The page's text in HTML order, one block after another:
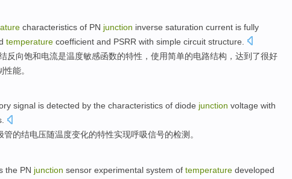
characteristics of PN junction inverse saturation current is fully
temperature coefficient and PSRR with simple circuit structure
反向饱和电流是温度敏感函数的特性 ， 使用简单的电路结构 ， 达到了很好
性能。
signal is detected by the characteristics of diode junction voltage with
.
管的结电压随温度变化的特性实现呼吸信号的检测 。
the PN junction sensor experimental system of temperature developed